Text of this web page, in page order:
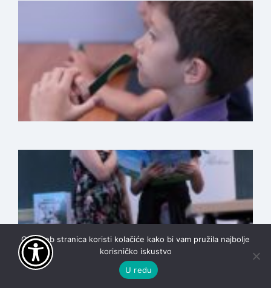
Ova web stranica koristi kolačiće kako bi vam pružila najbolje
korisničko iskustvo
U redu